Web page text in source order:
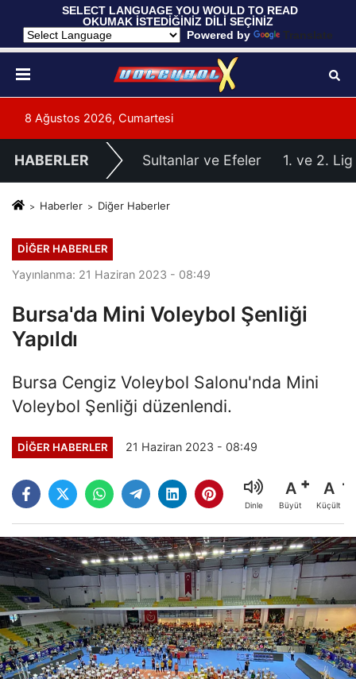
SELECT LANGUAGE YOU WOULD TO READ
OKUMAK İSTEDİĞİNİZ DİLİ SEÇİNİZ
Powered by
Translate
8 Ağustos 2026, Cumartesi
HABERLER Sultanlar ve Efeler 1. ve 2. Lig
Haberler Diğer Haberler
DIĞER HABERLER
Yayınlanma: 21 Haziran 2023 - 08:49
Bursa'da Mini Voleybol Şenliği
Yapıldı
Bursa Cengiz Voleybol Salonu'nda Mini
Voleybol Şenliği düzenlendi.
DIĞER HABERLER 21 Haziran 2023 - 08:49
Dinle
A
Büyüt
A
Küçült